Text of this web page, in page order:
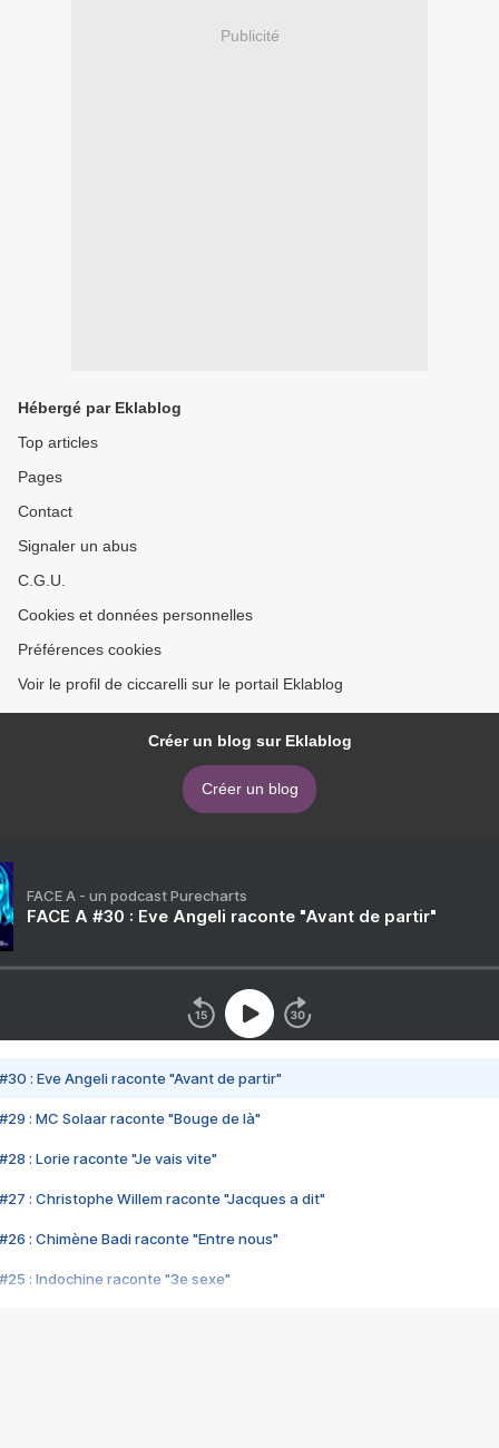
Publicité
Hébergé par Eklablog
Top articles
Pages
Contact
Signaler un abus
C.G.U.
Cookies et données personnelles
Préférences cookies
Voir le profil de ciccarelli sur le portail Eklablog
Créer un blog sur Eklablog
Créer un blog
FACE A - un podcast Purecharts
FACE A #30 : Eve Angeli raconte "Avant de partir"
#30 : Eve Angeli raconte "Avant de partir"
#29 : MC Solaar raconte "Bouge de là"
#28 : Lorie raconte "Je vais vite"
#27 : Christophe Willem raconte "Jacques a dit"
#26 : Chimène Badi raconte "Entre nous"
#25 : Indochine raconte "3e sexe"